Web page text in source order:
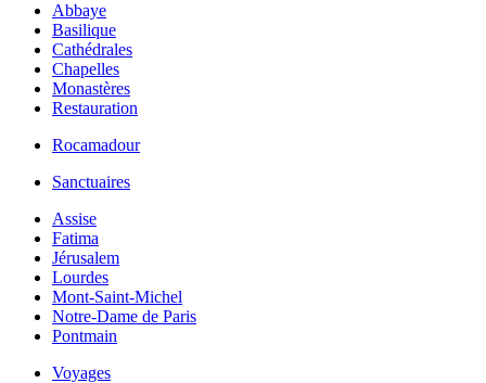
Abbaye
Basilique
Cathédrales
Chapelles
Monastères
Restauration
Rocamadour
Sanctuaires
Assise
Fatima
Jérusalem
Lourdes
Mont-Saint-Michel
Notre-Dame de Paris
Pontmain
Voyages